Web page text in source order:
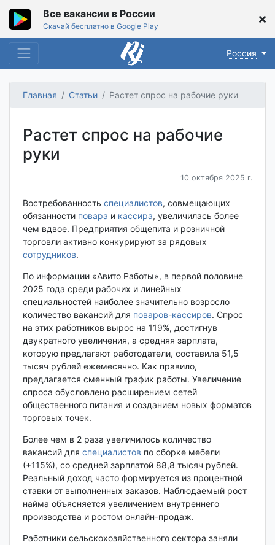
Все вакансии в России
Скачай бесплатно в Google Play
Россия
Главная Статьи Растет спрос на рабочие руки
Растет спрос на рабочие
руки
10 октября 2025 г.
Востребованность специалистов, совмещающих
обязанности повара и кассира, увеличилась более
чем вдвое. Предприятия общепита и розничной
торговли активно конкурируют за рядовых
сотрудников.
По информации «Авито Работы», в первой половине
2025 года среди рабочих и линейных
специальностей наиболее значительно возросло
количество вакансий для поваров-кассиров. Спрос
на этих работников вырос на 119%, достигнув
двукратного увеличения, а средняя зарплата,
которую предлагают работодатели, составила 51,5
тысяч рублей ежемесячно. Как правило,
предлагается сменный график работы. Увеличение
спроса обусловлено расширением сетей
общественного питания и созданием новых форматов
торговых точек.
Более чем в 2 раза увеличилось количество
вакансий для специалистов по сборке мебели
(+115%), со средней зарплатой 88,8 тысяч рублей.
Реальный доход часто формируется из процентной
ставки от выполненных заказов. Наблюдаемый рост
найма объясняется увеличением внутреннего
производства и ростом онлайн-продаж.
Работники сельскохозяйственного сектора заняли